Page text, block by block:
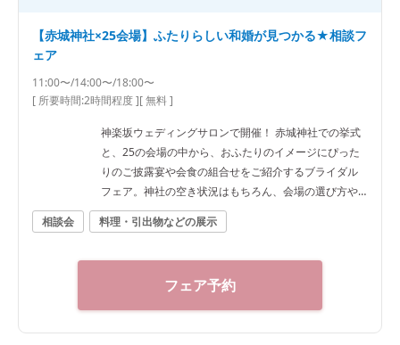
【赤城神社×25会場】ふたりらしい和婚が見つかる★相談フ
ェア
11:00〜/14:00〜/18:00〜
[ 所要時間:2時間程度][ 無料 ]
神楽坂ウェディングサロンで開催！ 赤城神社での挙式
と、25の会場の中から、おふたりのイメージにぴった
りのご披露宴や会食の組合せをご紹介するブライダル
フェア。神社の空き状況はもちろん、会場の選び方や
予算など、ご希望に合わせた“和”の結婚式をご提案いた
します。神社結婚式のプロに何でもご相談下さい！ ◆
0～20：00（火曜定休） 【アクセス】 JR線「飯田橋
駅」西口徒歩3分／東京メトロ東西線・有楽町線・南北
相談会 料理・引出物などの展示
フェア予約